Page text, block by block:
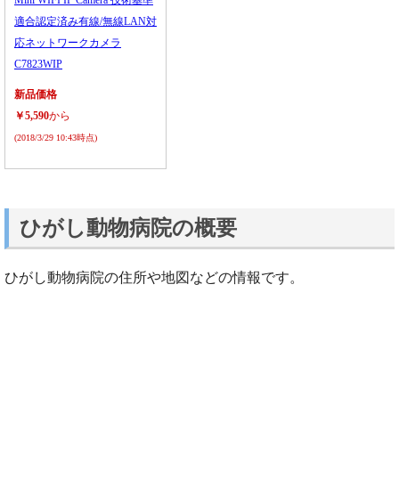
適合認定済み有線/無線LAN対
応ネットワークカメラ
C7823WIP
新品価格
￥5,590から
(2018/3/29 10:43時点)
ひがし動物病院の概要
ひがし動物病院の住所や地図などの情報です。